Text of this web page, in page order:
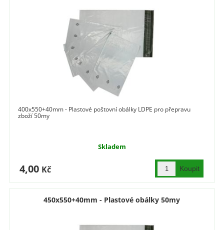
400x550+40mm - Plastové poštovní obálky LDPE pro přepravu
zboží 50my
Skladem
4,00 Kč
450x550+40mm - Plastové obálky 50my